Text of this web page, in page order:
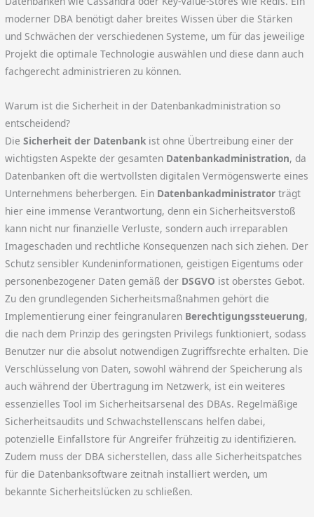
moderner DBA benötigt daher breites Wissen über die Stärken
und Schwächen der verschiedenen Systeme, um für das jeweilige
Projekt die optimale Technologie auswählen und diese dann auch
fachgerecht administrieren zu können.
Warum ist die Sicherheit in der Datenbankadministration so
entscheidend?
DieSicherheit der Datenbank ist ohne Übertreibung einer der
wichtigsten Aspekte der gesamten Datenbankadministration, da
Datenbanken oft die wertvollsten digitalen Vermögenswerte eines
Unternehmens beherbergen. Ein Datenbankadministrator trägt
hier eine immense Verantwortung, denn ein Sicherheitsverstoß
kann nicht nur finanzielle Verluste, sondern auch irreparablen
Imageschaden und rechtliche Konsequenzen nach sich ziehen. Der
Schutz sensibler Kundeninformationen, geistigen Eigentums oder
personenbezogener Daten gemäß der DSGVO ist oberstes Gebot.
Zu den grundlegenden Sicherheitsmaßnahmen gehört die
Implementierung einer feingranularen Berechtigungssteuerung,
die nach dem Prinzip des geringsten Privilegs funktioniert, sodass
Benutzer nur die absolut notwendigen Zugriffsrechte erhalten. Die
Verschlüsselung von Daten, sowohl während der Speicherung als
auch während der Übertragung im Netzwerk, ist ein weiteres
essenzielles Tool im Sicherheitsarsenal des DBAs. Regelmäßige
Sicherheitsaudits und Schwachstellenscans helfen dabei,
potenzielle Einfallstore für Angreifer frühzeitig zu identifizieren.
Zudem muss der DBA sicherstellen, dass alle Sicherheitspatches
für die Datenbanksoftware zeitnah installiert werden, um
bekannte Sicherheitslücken zu schließen.